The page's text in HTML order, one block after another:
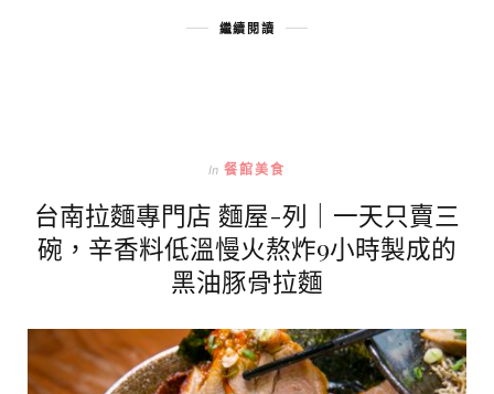
繼續閱讀
In 餐館美食
台南拉麵專門店 麵屋-列｜一天只賣三
碗，辛香料低溫慢火熬炸9小時製成的
黑油豚骨拉麵